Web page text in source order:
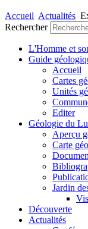
Accueil Actualités
Rechercher
L'Homme et
Guide
Accueil
Cartes
Unités
Editer
Géologie du
Aperçu
Carte
Jardin
Découverte
Actualités